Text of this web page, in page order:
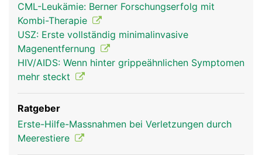
CML-Leukämie: Berner Forschungserfolg mit
Kombi-Therapie
USZ: Erste vollständig minimalinvasive
Magenentfernung
HIV/AIDS: Wenn hinter grippeähnlichen Symptomen
mehr steckt
Ratgeber
Erste-Hilfe-Massnahmen bei Verletzungen durch
Meerestiere